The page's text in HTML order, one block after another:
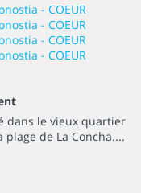
dans le vieux quartier
de La Concha....